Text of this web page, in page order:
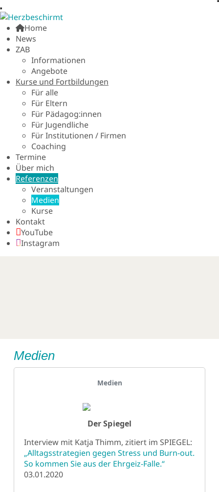
Home
News
ZAB
Informationen
Angebote
Kurse und Fortbildungen
Für alle
Für Eltern
Für Pädagog:innen
Für Jugendliche
Für Institutionen / Firmen
Coaching
Termine
Über mich
Referenzen
Veranstaltungen
Medien
Kurse
Kontakt
YouTube
Instagram
Medien
Medien
Der Spiegel
Interview mit Katja Thimm, zitiert im SPIEGEL:
„Alltagsstrategien gegen Stress und Burn-out.
So kommen Sie aus der Ehrgeiz-Falle.“
03.01.2020